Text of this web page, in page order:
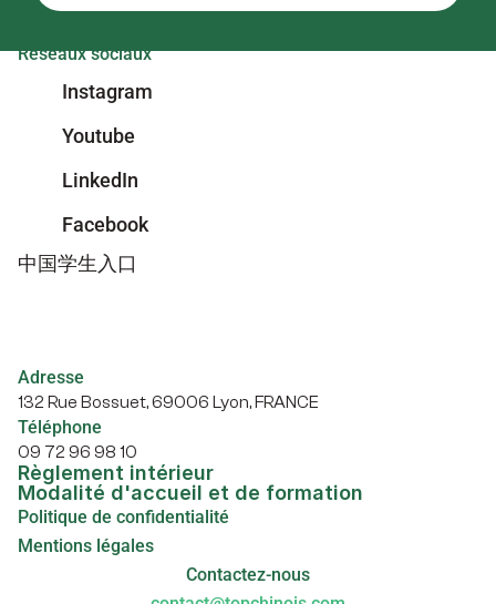
Contactez-nous
Réseaux sociaux
Instagram
Youtube
LinkedIn
Facebook
中国学生入口
Adresse
132 Rue Bossuet, 69006 Lyon, FRANCE
Téléphone
09 72 96 98 10
Règlement intérieur
Modalité d'accueil et de formation
Politique de confidentialité
Mentions légales